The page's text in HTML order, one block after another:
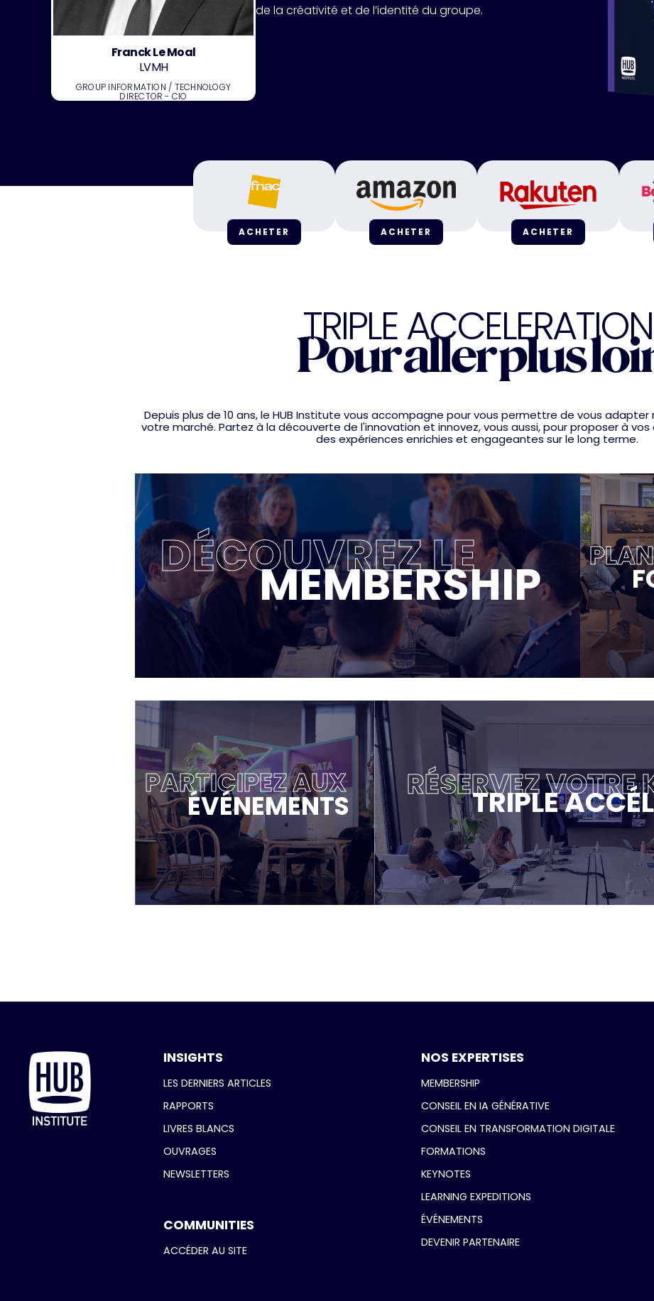
ACCÉDER AUX REPLAYS
Franck Le Moal
LVMH
GROUP INFORMATION / TECHNOLOGY
DIRECTOR - CIO
de la créativité et de l’identité du groupe.
ACHETER ACHETER ACHETER
TRIPLE ACCELERATION
Pour aller plus
Depuis plus de 10 ans, le HUB Institute vous accompagne pour vous permettre de vous
votre marché. Partez à la découverte de l'innovation et innovez, vous aussi, pour proposer à
des expériences enrichies et engageantes sur le long terme.
DÉCOUVREZ LE
MEMBERSHIP
PARTICIPEZ AUX
ÉVÉNEMENTS
RÉSERVEZ VOTRE
TRIPLE
INSIGHTS
LES DERNIERS ARTICLES
RAPPORTS
LIVRES BLANCS
OUVRAGES
NEWSLETTERS
COMMUNITIES
ACCÉDER AU SITE
NOS EXPERTISES
MEMBERSHIP
CONSEIL EN IA GÉNÉRATIVE
CONSEIL EN TRANSFORMATION DIGITALE
FORMATIONS
KEYNOTES
LEARNING EXPEDITIONS
ÉVÉNEMENTS
DEVENIR PARTENAIRE